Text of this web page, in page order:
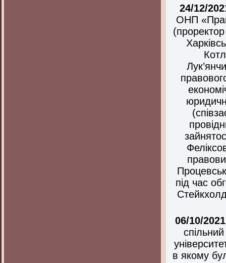
24/12/
ОНП
(проректор
під час
06/10/
в якому